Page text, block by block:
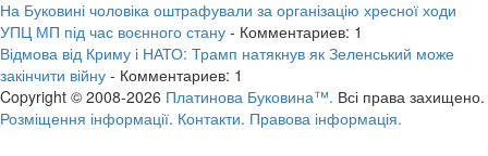
На Буковині чоловіка оштрафували за організацію хресної ходи
УПЦ МП під час воєнного стану - Комментариев: 1
Відмова від Криму і НАТО: Трамп натякнув як Зеленський може
закінчити війну - Комментариев: 1
Copyright © 2008-2026 Платинова Буковина™. Всі права захищено.
Розміщення інформації. Контакти. Правова інформація.